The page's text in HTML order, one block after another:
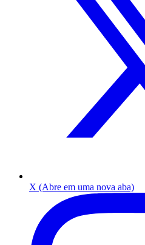
X (Abre em uma nova aba)